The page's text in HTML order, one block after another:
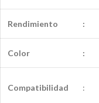
Rendimiento :
Color :
Compatibilidad :